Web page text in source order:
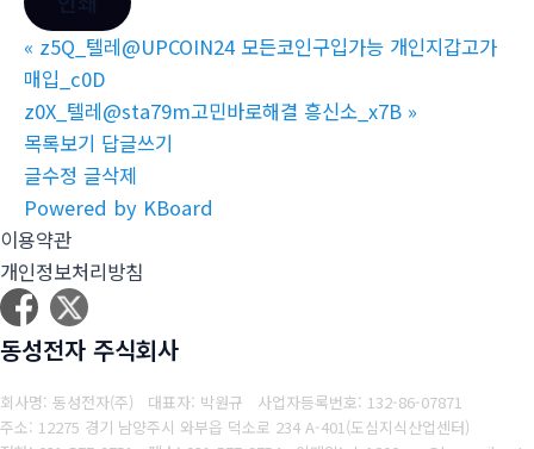
« z5Q_텔레@UPCOIN24 모든코인구입가능 개인지갑고가
매입_c0D
z0X_텔레@sta79m고민바로해결 흥신소_x7B »
목록보기 답글쓰기
글수정 글삭제
Powered by KBoard
이용약관
개인정보처리방침
동성전자 주식회사
회사명: 동성전자(주) 대표자: 박원규 사업자등록번호: 132-86-07871
주소: 12275 경기 남양주시 와부읍 덕소로 234 A-401(도심지식산업센터)